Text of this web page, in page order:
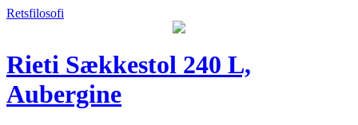
Retsfilosofi
Rieti Sækkestol 240 L,
Aubergine